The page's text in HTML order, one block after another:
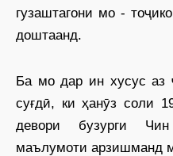
гузаштагони мо -
доштаанд.
Ба мо дар ин хусус аз
суғдӣ, ки ҳанӯз соли
девори бузурги
маълумоти арзишманд